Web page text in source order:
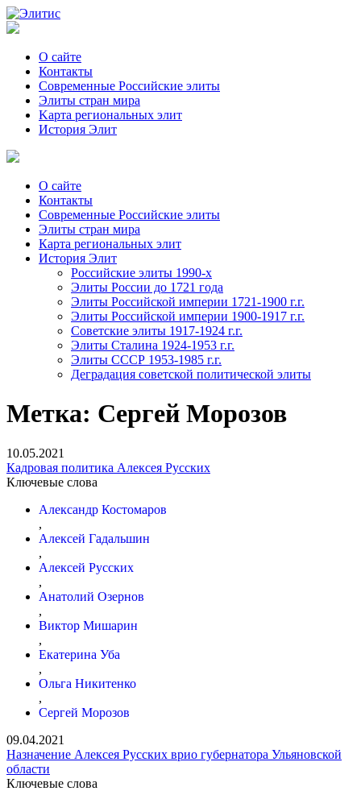
О сайте
Контакты
Современные Российские элиты
Элиты стран мира
Kартa региональных элит
История Элит
О сайте
Контакты
Современные Российские элиты
Элиты стран мира
Картa региональных элит
История Элит
Российские элиты 1990-х
Элиты России до 1721 года
Элиты Российской империи 1721-1900 г.г.
Элиты Российской империи 1900-1917 г.г.
Советские элиты 1917-1924 г.г.
Элиты Сталина 1924-1953 г.г.
Элиты СССР 1953-1985 г.г.
Деградация советской политической элиты
Метка: Сергей Морозов
10.05.2021
Кадровая политика Алексея Русских
Ключевые слова
Александр Костомаров
,
Алексей Гадальшин
,
Алексей Русских
,
Анатолий Озернов
,
Виктор Мишарин
,
Екатерина Уба
,
Ольга Никитенко
,
Сергей Морозов
09.04.2021
Назначение Алексея Русских врио губернатора Ульяновской
области
Ключевые слова